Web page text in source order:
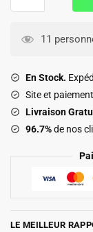
Match
Night
Edition
2025
2026
11
En Stock.
Site et
Livraison
96.7%de nos
LE MEILLEUR